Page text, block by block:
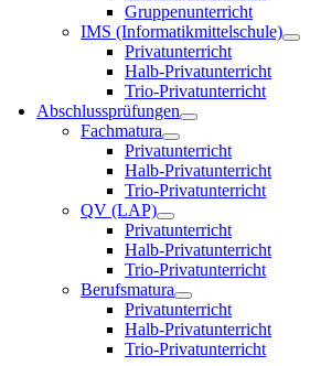
Gruppenunterricht
IMS (Informatikmittelschule)
Privatunterricht
Halb-Privatunterricht
Trio-Privatunterricht
Abschlussprüfungen
Fachmatura
Privatunterricht
Halb-Privatunterricht
Trio-Privatunterricht
QV (LAP)
Privatunterricht
Halb-Privatunterricht
Trio-Privatunterricht
Berufsmatura
Privatunterricht
Halb-Privatunterricht
Trio-Privatunterricht